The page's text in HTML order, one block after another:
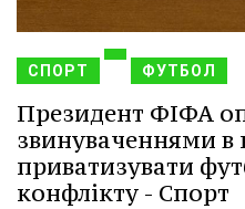
СПОРТ ФУТБОЛ
Президент ФІФА
звинуваченнями в
приватизувати
конфлікту - Спорт